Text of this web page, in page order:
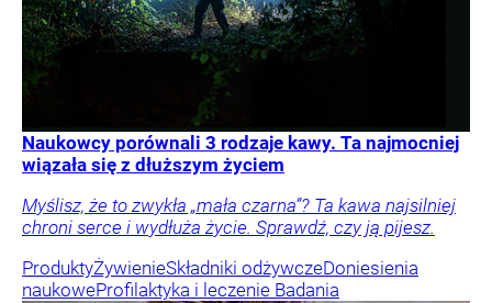
Naukowcy porównali 3 rodzaje kawy. Ta najmocniej
wiązała się z dłuższym życiem
Myślisz, że to zwykła „mała czarna”? Ta kawa najsilniej
chroni serce i wydłuża życie. Sprawdź, czy ją pijesz.
ProduktyŻywienieSkładniki odżywczeDoniesienia
naukoweProfilaktyka i leczenie Badania